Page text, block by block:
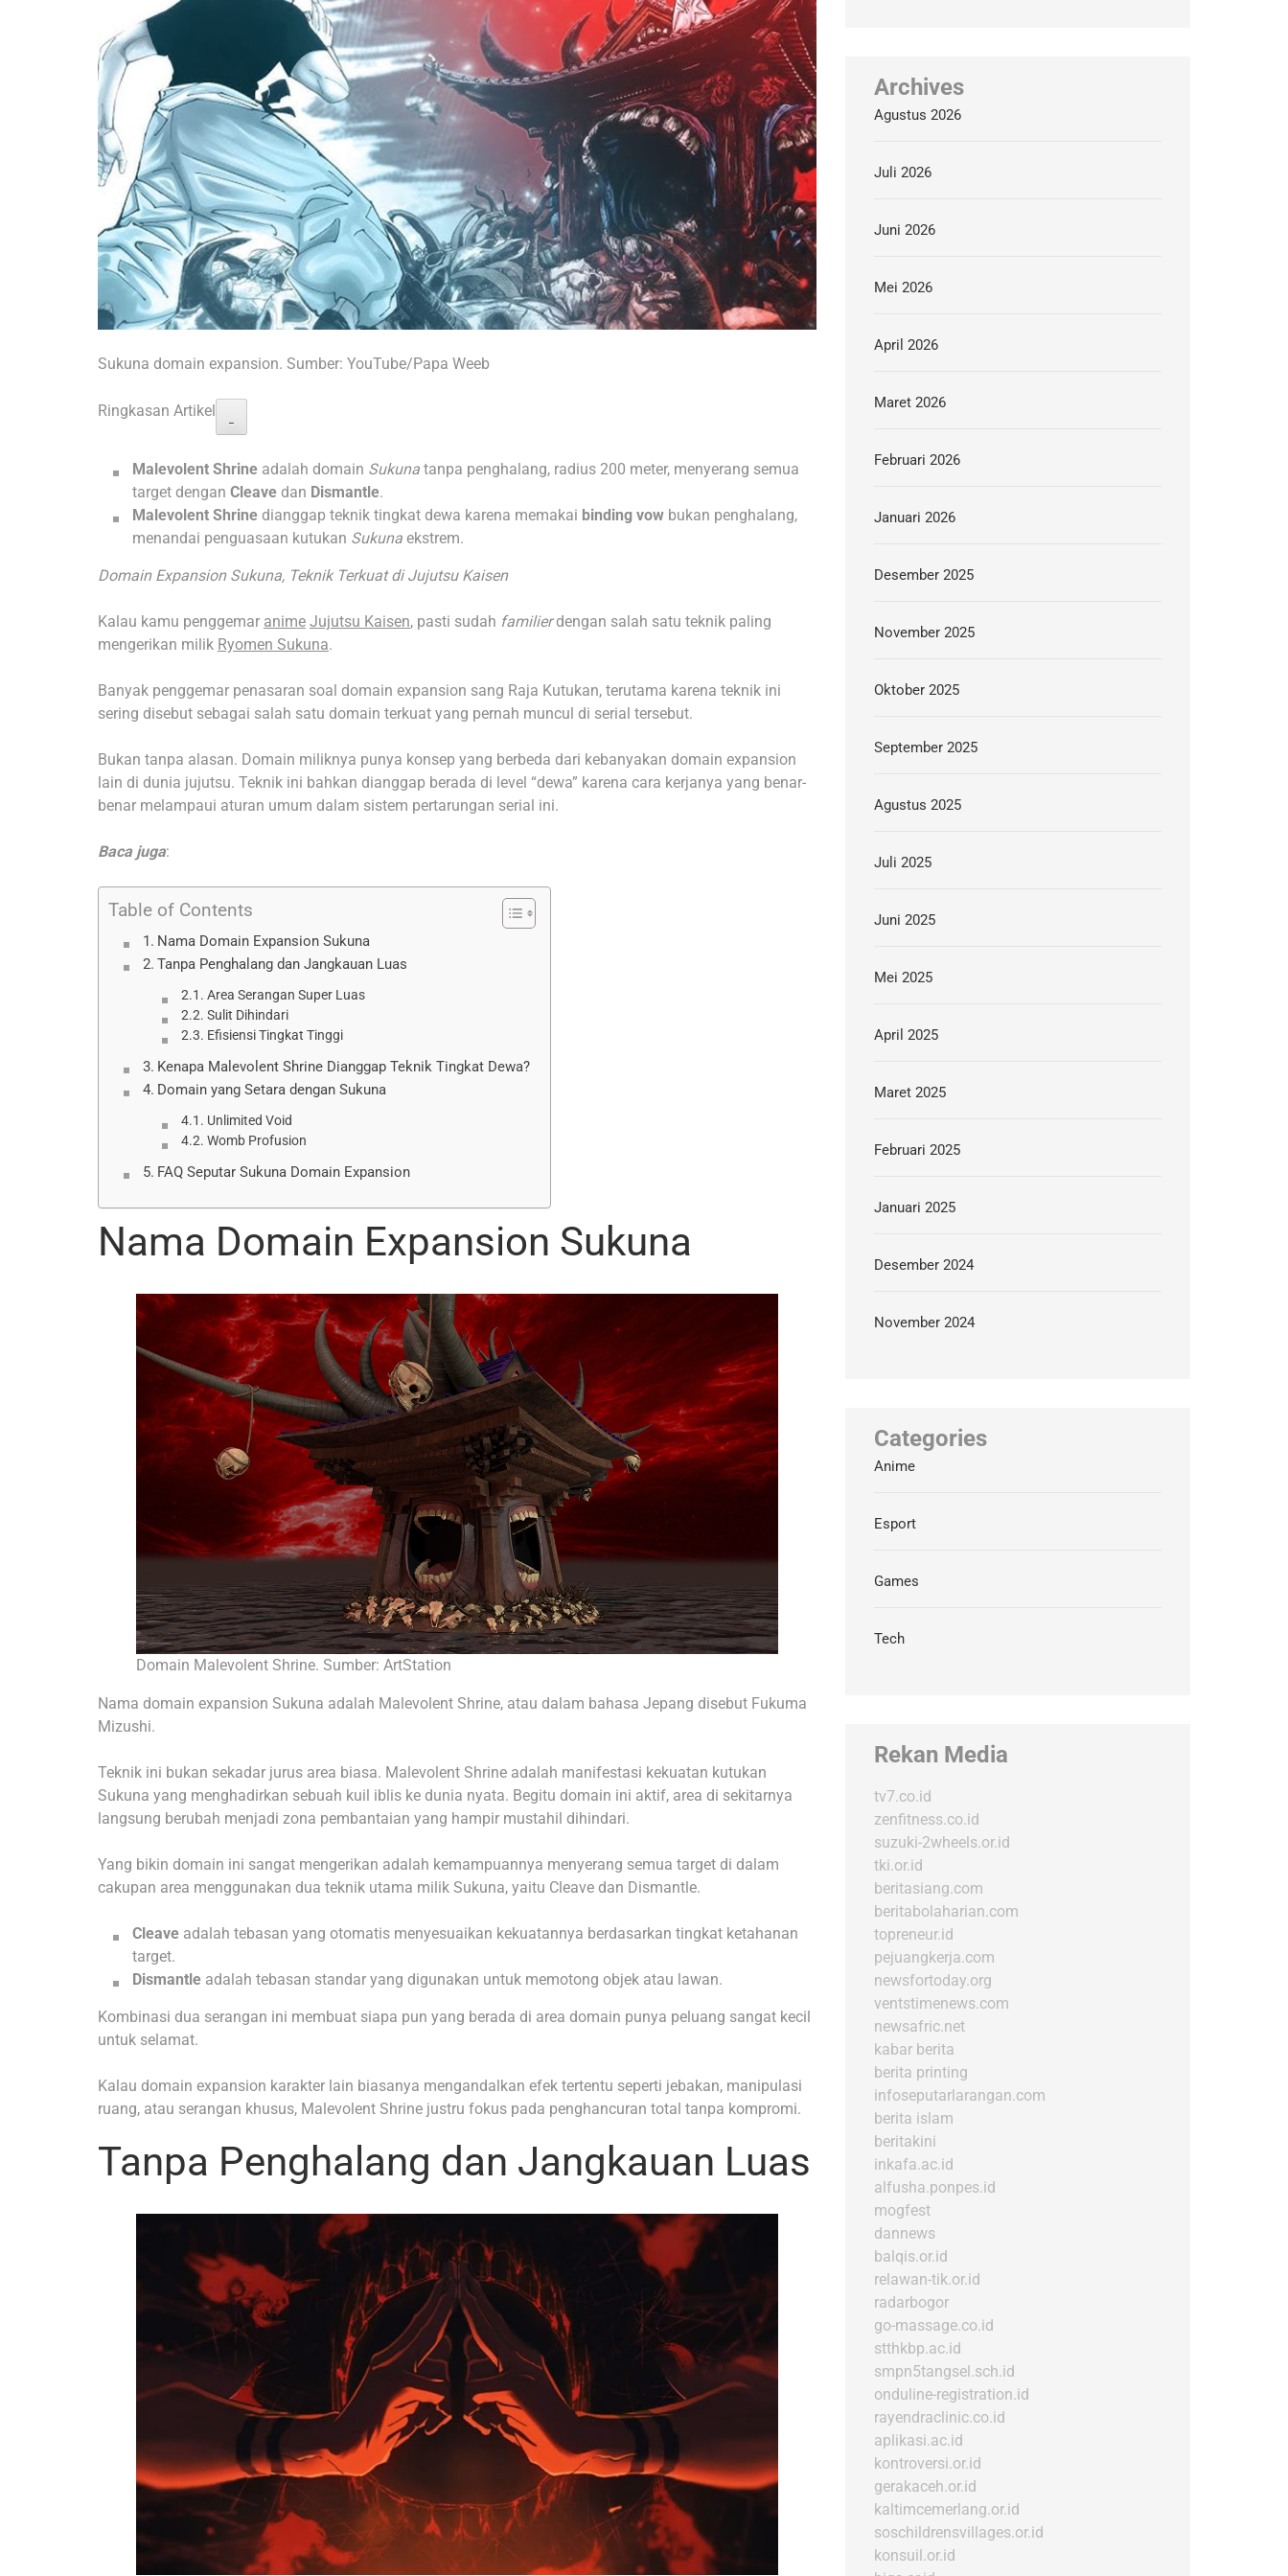
Sukuna domain expansion. Sumber: YouTube/Papa Weeb
Ringkasan Artikel
−
Malevolent Shrine adalah domain Sukuna tanpa penghalang, radius 200 meter, menyerang semua
target dengan Cleave dan Dismantle.
Malevolent Shrine dianggap teknik tingkat dewa karena memakai binding vow bukan penghalang,
menandai penguasaan kutukan Sukuna ekstrem.
Domain Expansion Sukuna, Teknik Terkuat di Jujutsu Kaisen
Kalau kamu penggemar anime Jujutsu Kaisen, pasti sudah familierdengan salah satu teknik paling
mengerikan milik Ryomen Sukuna.
Banyak penggemar penasaran soal domain expansion sang Raja Kutukan, terutama karena teknik ini
sering disebut sebagai salah satu domain terkuat yang pernah muncul di serial tersebut.
Bukan tanpa alasan. Domain miliknya punya konsep yang berbeda dari kebanyakan domain expansion
lain di dunia jujutsu. Teknik ini bahkan dianggap berada di level “dewa” karena cara kerjanya yang benar-
benar melampaui aturan umum dalam sistem pertarungan serial ini.
Baca juga:
Table of Contents
Nama Domain Expansion Sukuna
Tanpa Penghalang dan Jangkauan Luas
Area Serangan Super Luas
Sulit Dihindari
Efisiensi Tingkat Tinggi
Kenapa Malevolent Shrine Dianggap Teknik Tingkat Dewa?
Domain yang Setara dengan Sukuna
Unlimited Void
Womb Profusion
FAQ Seputar Sukuna Domain Expansion
Nama Domain Expansion Sukuna
Domain Malevolent Shrine. Sumber: ArtStation
Nama domain expansion Sukuna adalah Malevolent Shrine, atau dalam bahasa Jepang disebut Fukuma
Mizushi.
Teknik ini bukan sekadar jurus area biasa. Malevolent Shrine adalah manifestasi kekuatan kutukan
Sukuna yang menghadirkan sebuah kuil iblis ke dunia nyata. Begitu domain ini aktif, area di sekitarnya
langsung berubah menjadi zona pembantaian yang hampir mustahil dihindari.
Yang bikin domain ini sangat mengerikan adalah kemampuannya menyerang semua target di dalam
cakupan area menggunakan dua teknik utama milik Sukuna, yaitu Cleave dan Dismantle.
Cleave adalah tebasan yang otomatis menyesuaikan kekuatannya berdasarkan tingkat ketahanan
target.
Dismantle adalah tebasan standar yang digunakan untuk memotong objek atau lawan.
Kombinasi dua serangan ini membuat siapa pun yang berada di area domain punya peluang sangat kecil
untuk selamat.
Kalau domain expansion karakter lain biasanya mengandalkan efek tertentu seperti jebakan, manipulasi
ruang, atau serangan khusus, Malevolent Shrine justru fokus pada penghancuran total tanpa kompromi.
Tanpa Penghalang dan Jangkauan Luas
Archives
Agustus 2026
Juli 2026
Juni 2026
Mei 2026
April 2026
Maret 2026
Februari 2026
Januari 2026
Desember 2025
November 2025
Oktober 2025
September 2025
Agustus 2025
Juli 2025
Juni 2025
Mei 2025
April 2025
Maret 2025
Februari 2025
Januari 2025
Desember 2024
November 2024
Categories
Anime
Esport
Games
Tech
Rekan Media
tv7.co.id
zenfitness.co.id
suzuki-2wheels.or.id
tki.or.id
beritasiang.com
beritabolaharian.com
topreneur.id
pejuangkerja.com
newsfortoday.org
ventstimenews.com
newsafric.net
kabar berita
berita printing
infoseputarlarangan.com
berita islam
beritakini
inkafa.ac.id
alfusha.ponpes.id
mogfest
dannews
balqis.or.id
relawan-tik.or.id
radarbogor
go-massage.co.id
stthkbp.ac.id
smpn5tangsel.sch.id
onduline-registration.id
rayendraclinic.co.id
aplikasi.ac.id
kontroversi.or.id
gerakaceh.or.id
kaltimcemerlang.or.id
soschildrensvillages.or.id
konsuil.or.id